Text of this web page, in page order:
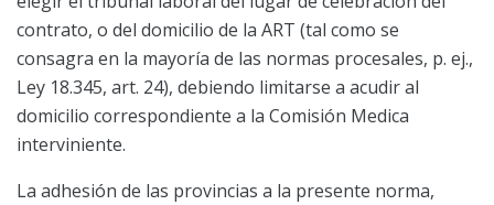
contrato, o del domicilio de la ART (tal como se
consagra en la mayoría de las normas procesales, p. ej.,
Ley 18.345, art. 24), debiendo limitarse a acudir al
domicilio correspondiente a la Comisión Medica
interviniente.
La adhesión de las provincias a la presente norma,